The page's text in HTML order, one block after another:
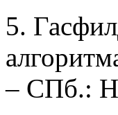
5.
– СПб.: